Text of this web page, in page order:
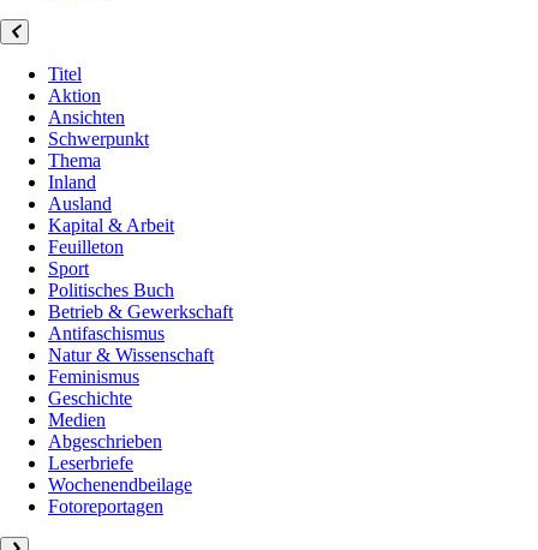
Titel
Aktion
Ansichten
Schwerpunkt
Thema
Inland
Ausland
Kapital & Arbeit
Feuilleton
Sport
Politisches Buch
Betrieb & Gewerkschaft
Antifaschismus
Natur & Wissenschaft
Feminismus
Geschichte
Medien
Abgeschrieben
Leserbriefe
Wochenendbeilage
Fotoreportagen